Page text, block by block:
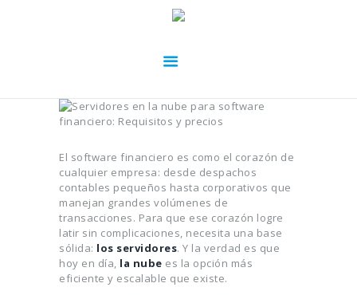
El software financiero es como el corazón de
cualquier empresa: desde despachos
contables pequeños hasta corporativos que
manejan grandes volúmenes de
transacciones. Para que ese corazón logre
latir sin complicaciones, necesita una base
sólida: los servidores. Y la verdad es que
hoy en día, la nube es la opción más
eficiente y escalable que existe.